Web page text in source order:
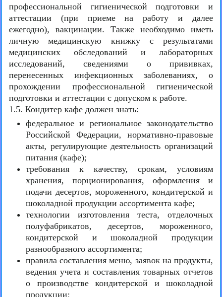
профессиональной гигиенической подготовки и
аттестации (при приеме на работу и далее
ежегодно), вакцинации. Также необходимо иметь
личную медицинскую книжку с результатами
медицинских обследований и лабораторных
исследований, сведениями о прививках,
перенесенных инфекционных заболеваниях, о
прохождении профессиональной гигиенической
подготовки и аттестации с допуском к работе.
1.5. Кондитер кафе должен знать:
федеральное и региональное законодательство
Российской Федерации, нормативно-правовые
акты, регулирующие деятельность организаций
питания (кафе);
требования к качеству, срокам, условиям
хранения, порционирования, оформления и
подачи десертов, мороженного, кондитерской и
шоколадной продукции ассортимента кафе;
технологии изготовления теста, отделочных
полуфабрикатов, десертов, мороженного,
кондитерской и шоколадной продукции
разнообразного ассортимента;
правила составления меню, заявок на продукты,
ведения учета и составления товарных отчетов
о производстве кондитерской и шоколадной
продукции;